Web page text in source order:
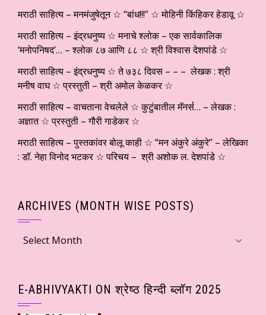
मराठी साहित्य – मनमंजुषेतून ☆ “बांध!!!” ☆ मोहिनी किंहिकर हेडावू ☆
मराठी साहित्य – इंद्रधनुष्य ☆ मनाचे श्लोक – एक सार्वकालिक
‘मनोपनिषद’… – श्लोक ८७ आणि ८८ ☆ श्री विश्वास देशपांडे ☆
मराठी साहित्य – इंद्रधनुष्य ☆ ते ७३८ दिवस – – – लेखक : श्री
मनीष वाघ ☆ प्रस्तुती – श्री अमोल केळकर ☆
मराठी साहित्य – वाचताना वेचलेले ☆ कुटुंबातील मॅनर्स… – लेखक :
अज्ञात ☆ प्रस्तुती – गौरी गाडेकर ☆
मराठी साहित्य – पुस्तकांवर बोलू काही ☆ “मन अंकुरे अंकुरे” – लेखिका
: डॉ. नेहा विनोद भटकर ☆ परिचय – श्री अशोक ल. देशपांडे ☆
ARCHIVES (MONTH WISE POSTS)
Archives
(Month
E-ABHIVYAKTI ON श्रेष्ठ हिन्दी ब्लॉग 2025